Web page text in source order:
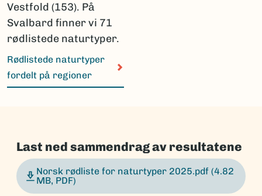
Vestfold (153). På
Svalbard finner vi 71
rødlistede naturtyper.
Rødlistede naturtyper
fordelt på regioner
Last ned sammendrag av resultatene
Norsk rødliste for naturtyper 2025.pdf (4.82
MB, PDF)